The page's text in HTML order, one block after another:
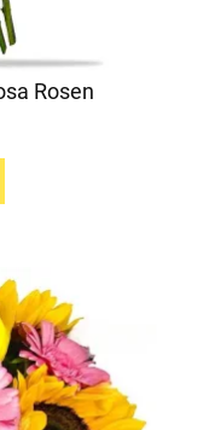
Rosen